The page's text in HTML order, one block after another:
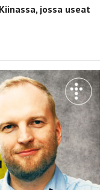
jossa useat